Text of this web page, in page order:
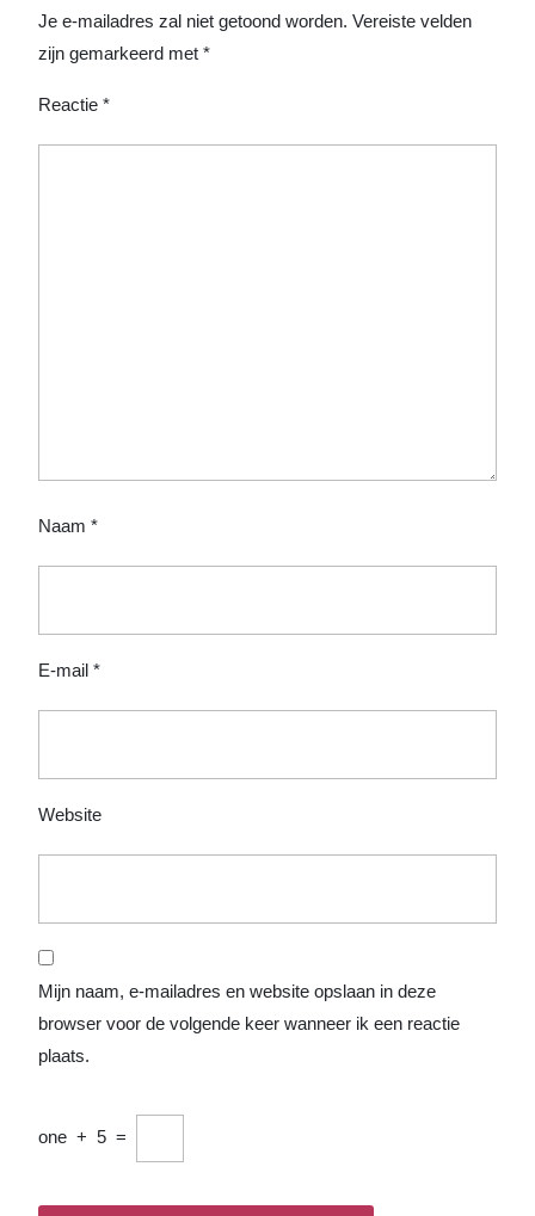
Je e-mailadres zal niet getoond worden. Vereiste velden
zijn gemarkeerd met *
Reactie *
Naam *
E-mail *
Website
Mijn naam, e-mailadres en website opslaan in deze
browser voor de volgende keer wanneer ik een reactie
plaats.
one + 5 =